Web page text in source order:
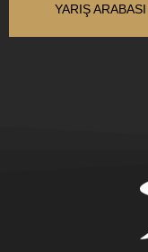
YARIŞ ARABASI